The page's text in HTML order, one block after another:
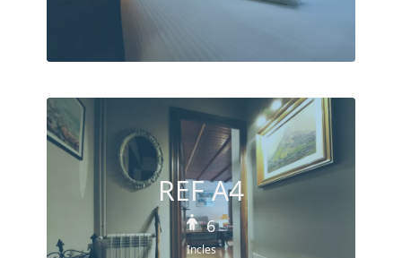
REF A4
6
Incles